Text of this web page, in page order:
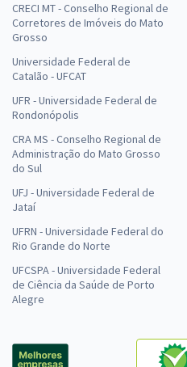
CRECI MT - Conselho Regional de
Corretores de Imóveis do Mato
Grosso
Universidade Federal de
Catalão - UFCAT
UFR - Universidade Federal de
Rondonópolis
CRA MS - Conselho Regional de
Administração do Mato Grosso
do Sul
UFJ - Universidade Federal de
Jataí
UFRN - Universidade Federal do
Rio Grande do Norte
UFCSPA - Universidade Federal
de Ciência da Saúde de Porto
Alegre